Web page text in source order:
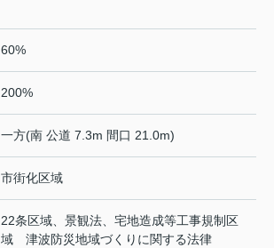
60%
200%
一方(南 公道 7.3m 間口 21.0m)
市街化区域
22条区域、景観法、宅地造成等工事規制区
域 津波防災地域づくりに関する法律